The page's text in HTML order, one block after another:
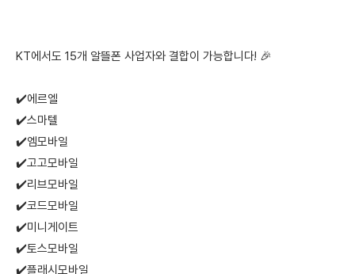
KT에서도 15개 알뜰폰 사업자와 결합이 가능합니다! 🎉
✔️에르엘
✔️스마텔
✔️엠모바일
✔️고고모바일
✔️리브모바일
✔️코드모바일
✔️미니게이트
✔️토스모바일
✔️플래시모바일